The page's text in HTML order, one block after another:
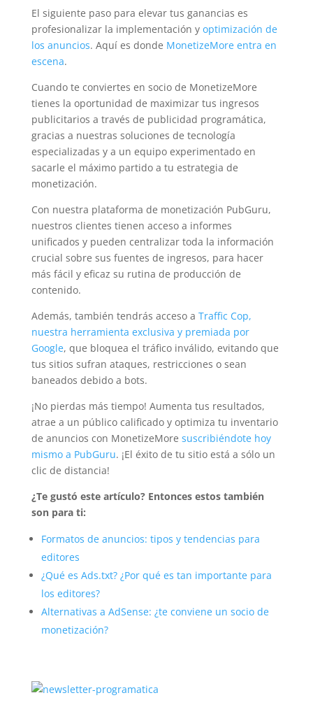
El siguiente paso para elevar tus ganancias es
profesionalizar la implementación y optimización de
los anuncios. Aquí es donde MonetizeMore entra en
escena.
Cuando te conviertes en socio de MonetizeMore
tienes la oportunidad de maximizar tus ingresos
publicitarios a través de publicidad programática,
gracias a nuestras soluciones de tecnología
especializadas y a un equipo experimentado en
sacarle el máximo partido a tu estrategia de
monetización.
Con nuestra plataforma de monetización PubGuru,
nuestros clientes tienen acceso a informes
unificados y pueden centralizar toda la información
crucial sobre sus fuentes de ingresos, para hacer
más fácil y eficaz su rutina de producción de
contenido.
Además, también tendrás acceso a Traffic Cop,
nuestra herramienta exclusiva y premiada por
Google, que bloquea el tráfico inválido, evitando que
tus sitios sufran ataques, restricciones o sean
baneados debido a bots.
¡No pierdas más tiempo! Aumenta tus resultados,
atrae a un público calificado y optimiza tu inventario
de anuncios con MonetizeMore suscribiéndote hoy
mismo a PubGuru. ¡El éxito de tu sitio está a sólo un
clic de distancia!
¿Te gustó este artículo? Entonces estos también
son para ti:
Formatos de anuncios: tipos y tendencias para
editores
¿Qué es Ads.txt? ¿Por qué es tan importante para
los editores?
Alternativas a AdSense: ¿te conviene un socio de
monetización?